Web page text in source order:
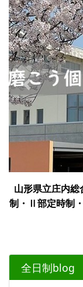
Previous
山形県立庄内
制・Ⅱ部定時制
全日制blog